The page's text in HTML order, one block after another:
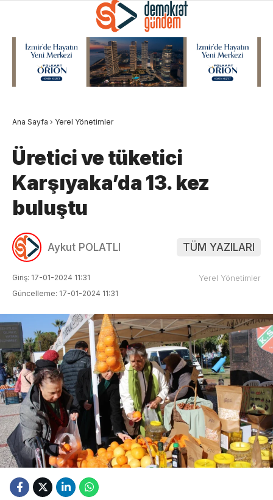
Ana Sayfa › Yerel Yönetimler
Üretici ve tüketici
Karşıyaka’da 13. kez
buluştu
Aykut POLATLI TÜM YAZILARI
Giriş: 17-01-2024 11:31
Güncelleme: 17-01-2024 11:31
Yerel Yönetimler